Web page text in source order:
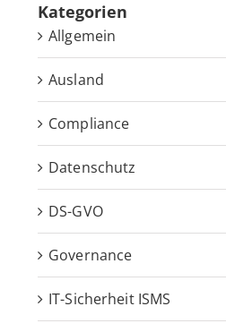
Ka­te­go­rien
Allgemein
Ausland
Compliance
Datenschutz
DS-GVO
Governance
IT-Sicherheit ISMS